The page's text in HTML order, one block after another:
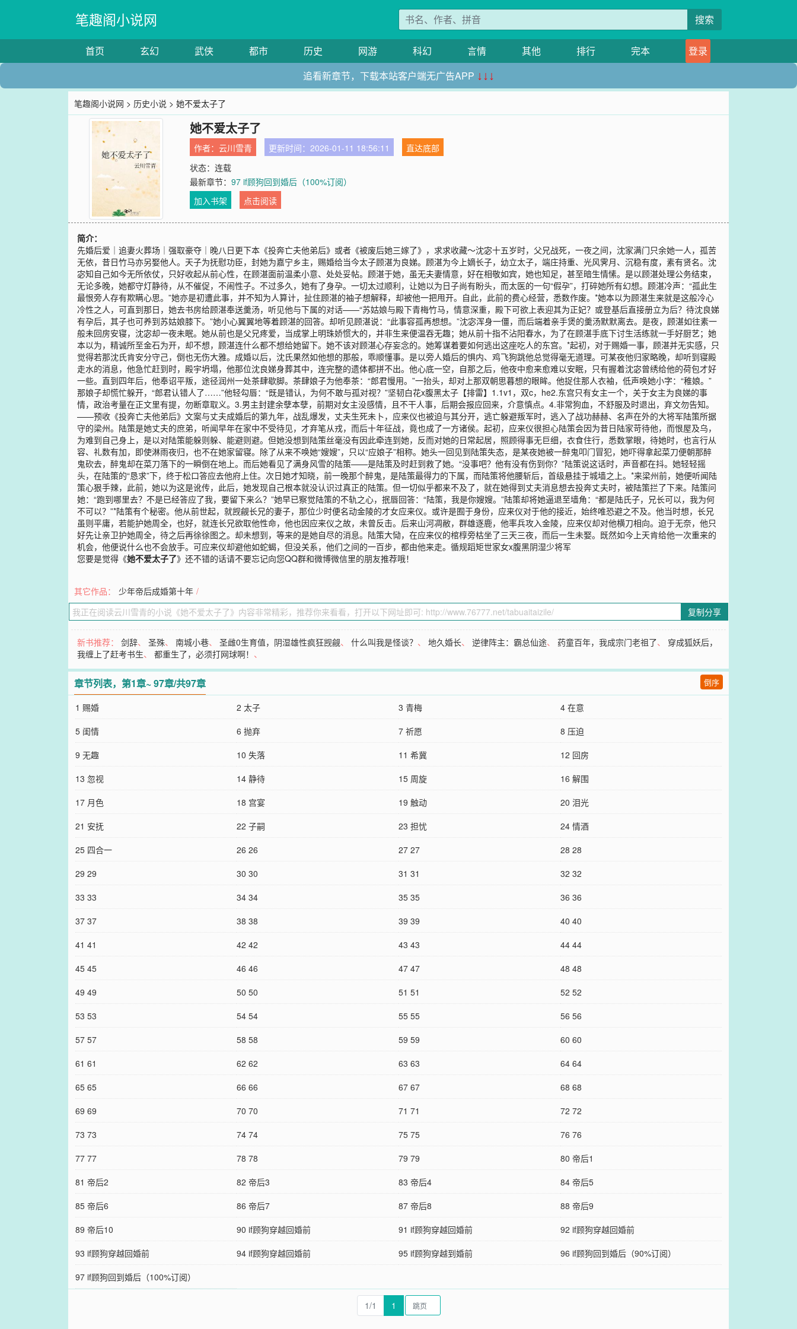
笔趣阁小说网 搜索
首页 玄幻 武侠 都市 历史 网游 科幻 言情 其他 排行 完本
登录
追看新章节，下载本站客户端无广告APP ↓↓↓
笔趣阁小说网 > 历史小说 > 她不爱太子了
她不爱太子了
作者：云川雪青 更新时间：2026-01-11 18:56:11
直达底部
状态：连载
最新章节：97 if顾狗回到婚后（100%订阅）
加入书架
点击阅读
简介：
先婚后爱｜追妻火葬场｜强取豪夺｜晚八日更下本《投奔亡夫他弟后》或者《被废后她三嫁了》，求求收藏～沈宓十五岁时，父兄战死，一夜之间，沈家满门只余她一人，孤苦
无依，昔日竹马亦另娶他人。天子为抚慰功臣，封她为嘉宁乡主，赐婚给当今太子顾湛为良娣。顾湛为今上嫡长子，幼立太子，端庄持重、光风霁月、沉稳有度，素有贤名。沈
宓知自己如今无所依仗，只好收起从前心性，在顾湛面前温柔小意、处处妥帖。顾湛于她，虽无夫妻情意，好在相敬如宾，她也知足，甚至暗生情愫。是以顾湛处理公务结束，
无论多晚，她都守灯静待，从不催促，不闹性子。不过多久，她有了身孕。一切太过顺利，让她以为日子尚有盼头，而太医的一句“假孕”，打碎她所有幻想。顾湛冷声：“孤此生
最恨旁人存有欺瞒心思。”她亦是初遭此事，并不知为人算计，扯住顾湛的袖子想解释，却被他一把甩开。自此，此前的费心经营，悉数作废。*她本以为顾湛生来就是这般冷心
冷性之人，可直到那日，她去书房给顾湛奉送羹汤，听见他与下属的对话——“苏姑娘与殿下青梅竹马，情意深重，殿下可欲上表迎其为正妃？或登基后直接册立为后？待沈良娣
有孕后，其子也可养到苏姑娘膝下。”她小心翼翼地等着顾湛的回答。却听见顾湛说：“此事容孤再想想。”沈宓浑身一僵，而后端着亲手煲的羹汤默默离去。是夜，顾湛如往素一
般未回房安寝，沈宓却一夜未眠。她从前也是父兄疼爱，当成掌上明珠娇惯大的，并非生来便温吞无趣；她从前十指不沾阳春水，为了在顾湛手底下讨生活练就一手好厨艺；她
本以为，精诚所至金石为开，却不想，顾湛连什么都不想给她留下。她不该对顾湛心存妄念的。她筹谋着要如何逃出这座吃人的东宫。*起初，对于赐婚一事，顾湛并无实感，只
觉得若那沈氏肯安分守己，倒也无伤大雅。成婚以后，沈氏果然如他想的那般，乖顺懂事。是以旁人婚后的惧内、鸡飞狗跳他总觉得毫无道理。可某夜他归家略晚，却听到寝殿
走水的消息，他急忙赶到时，殿宇坍塌，他那位沈良娣身葬其中，连完整的遗体都拼不出。他心底一空，自那之后，他夜中愈来愈难以安眠，只有握着沈宓曾绣给他的荷包才好
一些。直到四年后，他奉诏平叛，途径润州一处茶肆歇脚。茶肆娘子为他奉茶：“郎君慢用。”一抬头，却对上那双朝思暮想的眼眸。他捉住那人衣袖，低声唤她小字：“稚娘。”
那娘子却慌忙躲开，“郎君认错人了……”他轻勾唇：“既是错认，为何不敢与孤对视？”坚韧白花x腹黑太子【排雷】1.1v1，双c，he2.东宫只有女主一个，关于女主为良娣的事
情，政治考量在正文里有提，勿断章取义。3.男主封建余孽本孽，前期对女主没感情，且不干人事，后期会报应回来，介意慎点。4.非常狗血，不舒服及时退出，弃文勿告知。
——预收《投奔亡夫他弟后》文案与丈夫成婚后的第九年，战乱爆发，丈夫生死未卜，应来仪也被迫与其分开，逃亡躲避叛军时，逃入了战功赫赫、名声在外的大将军陆策所据
守的梁州。陆策是她丈夫的庶弟，听闻早年在家中不受待见，才弃笔从戎，而后十年征战，竟也成了一方诸侯。起初，应来仪很担心陆策会因为昔日陆家苛待他，而恨屋及乌，
为难到自己身上，是以对陆策能躲则躲、能避则避。但她没想到陆策丝毫没有因此牵连到她，反而对她的日常起居，照顾得事无巨细，衣食住行，悉数掌眼，待她时，也言行从
容、礼数有加，即使淋雨夜归，也不在她家留寝。除了从来不唤她“嫂嫂”，只以“应娘子”相称。她头一回见到陆策失态，是某夜她被一醉鬼叩门冒犯，她吓得拿起菜刀便朝那醉
鬼砍去，醉鬼却在菜刀落下的一瞬倒在地上。而后她看见了满身风雪的陆策——是陆策及时赶到救了她。“没事吧？他有没有伤到你？”陆策说这话时，声音都在抖。她轻轻摇
头，在陆策的“恳求”下，终于松口答应去他府上住。次日她才知晓，前一晚那个醉鬼，是陆策最得力的下属，而陆策将他腰斩后，首级悬挂于城墙之上。*来梁州前，她便听闻陆
策心狠手辣，此前，她以为这是讹传，此后，她发现自己根本就没认识过真正的陆策。但一切似乎都来不及了，就在她得到丈夫消息想去投奔丈夫时，被陆策拦了下来。陆策问
她：“跑到哪里去？不是已经答应了我，要留下来么？”她早已察觉陆策的不轨之心，抿唇回答：“陆策，我是你嫂嫂。”陆策却将她逼退至墙角：“都是陆氏子，兄长可以，我为何
不可以？”*陆策有个秘密。他从前世起，就觊觎长兄的妻子，那位少时便名动金陵的才女应来仪。或许是囿于身份，应来仪对于他的接近，始终唯恐避之不及。他当时想，长兄
虽则平庸，若能护她周全，也好，就连长兄欲取他性命，他也因应来仪之故，未曾反击。后来山河凋敝，群雄逐鹿，他率兵攻入金陵，应来仪却对他横刀相向。迫于无奈，他只
好先让亲卫护她周全，待之后再徐徐图之。却未想到，等来的是她自尽的消息。陆策大恸，在应来仪的棺椁旁枯坐了三天三夜，而后一生未娶。既然如今上天肯给他一次重来的
机会，他便说什么也不会放手。可应来仪却避他如蛇蝎，但没关系，他们之间的一百步，都由他来走。循规蹈矩世家女x腹黑阴湿少将军
您要是觉得《她不爱太子了》还不错的话请不要忘记向您QQ群和微博微信里的朋友推荐哦！
其它作品： 少年帝后成婚第十年 /
复制分享
新书推荐：剑辞、圣殊、南城小巷、圣雌0生育值，阴湿雄性疯狂觊觎、什么叫我是怪谈？ 、地久婚长、逆律阵主：霸总仙途、药童百年，我成宗门老祖了、 穿成狐妖后，
我缠上了赶考书生、都重生了，必须打网球啊！ 、
章节列表，第1章~ 97章/共97章 倒序
1 赐婚 2 太子 3 青梅
4 在意
5 闺情
6 抛弃 7 祈愿
8 压迫
9 无趣
10 失落 11 希冀
12 回房
13 忽视
14 静待 15 周旋
16 解围
17 月色
18 宫宴 19 触动
20 泪光
21 安抚
22 子嗣 23 担忧
24 情酒
25 四合一
26 26 27 27
28 28
29 29
30 30 31 31
32 32
33 33
34 34 35 35
36 36
37 37
38 38 39 39
40 40
41 41
42 42 43 43
44 44
45 45
46 46 47 47
48 48
49 49
50 50 51 51
52 52
53 53
54 54 55 55
56 56
57 57
58 58 59 59
60 60
61 61
62 62 63 63
64 64
65 65
66 66 67 67
68 68
69 69
70 70 71 71
72 72
73 73
74 74 75 75
76 76
77 77
78 78 79 79
80 帝后1
81 帝后2
82 帝后3 83 帝后4
84 帝后5
85 帝后6
86 帝后7 87 帝后8
88 帝后9
89 帝后10
90 if顾狗穿越回婚前 91 if顾狗穿越回婚前
92 if顾狗穿越回婚前
93 if顾狗穿越回婚前
94 if顾狗穿越回婚前 95 if顾狗穿越到婚前
96 if顾狗回到婚后（90%订阅）
97 if顾狗回到婚后（100%订阅）
1/1 1